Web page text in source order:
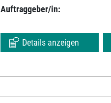
Auftraggeber/in:
Details anzeigen